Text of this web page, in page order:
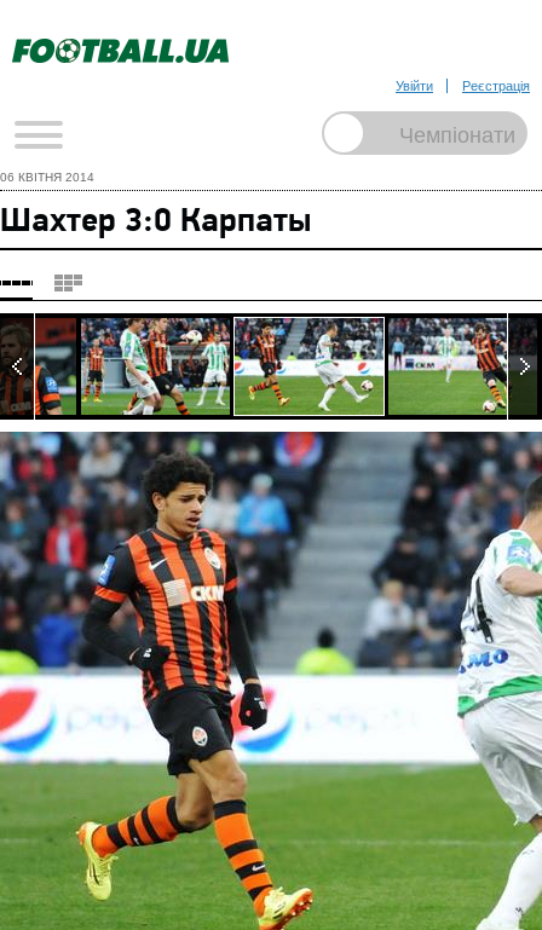
Увійти Реєстрація
06 КВІТНЯ 2014
Шахтер 3:0 Карпаты